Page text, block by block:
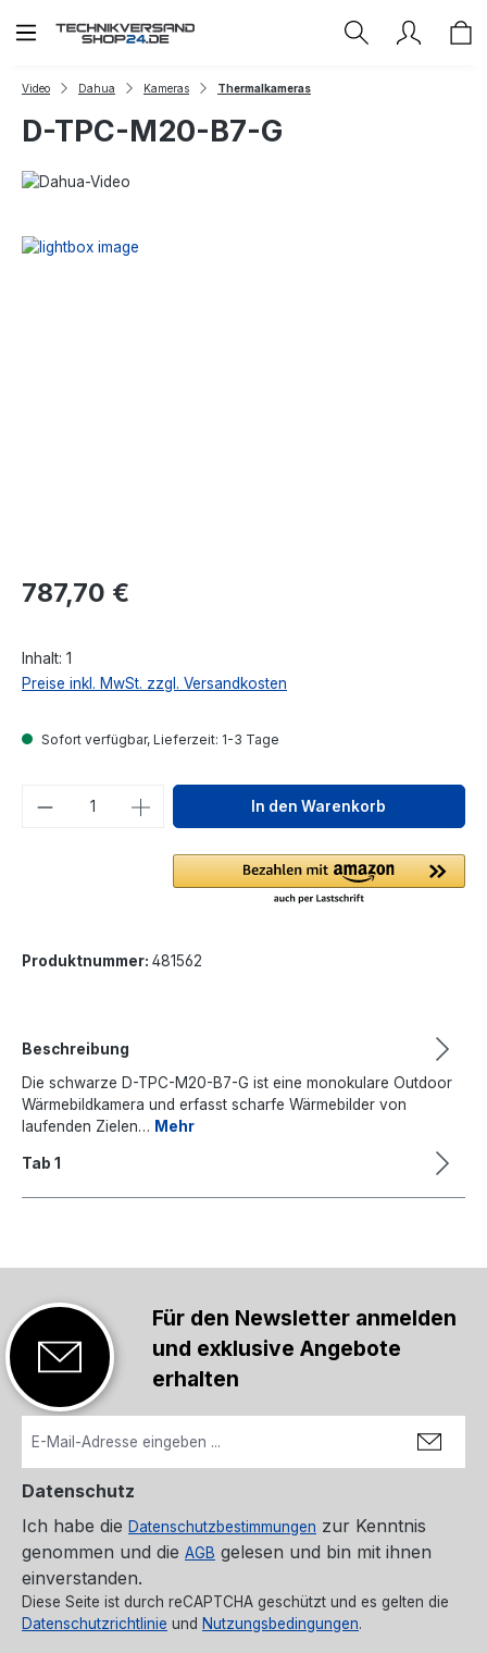
Zum Hauptinhalt springen
Video Dahua Kameras Thermalkameras
D-TPC-M20-B7-G
Regulärer Preis:
787,70 €
Inhalt: 1
Preise inkl. MwSt. zzgl. Versandkosten
Sofort verfügbar, Lieferzeit: 1-3 Tage
Produkt Anzahl: Gib denIn den Warenkorb
Produktnummer: 481562
Beschreibung
Die schwarze D-TPC-M20-B7-G ist eine monokulare Outdoor
Wärmebildkamera und erfasst scharfe Wärmebilder von
laufenden Zielen… Mehr
Tab 1
Für den Newsletter anmelden
und exklusive Angebote
erhalten
Datenschutz
Ich habe die Datenschutzbestimmungen zur Kenntnis
genommen und die AGB gelesen und bin mit ihnen
einverstanden.
Diese Seite ist durch reCAPTCHA geschützt und es gelten die
Datenschutzrichtlinie und Nutzungsbedingungen.